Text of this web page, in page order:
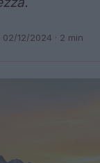
02/12/2024 · 2 min